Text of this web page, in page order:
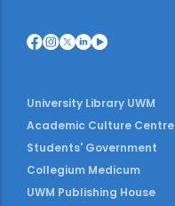
University Library UWM
Academic Culture Centre
Students' Government
Collegium Medicum
UWM Publishing House